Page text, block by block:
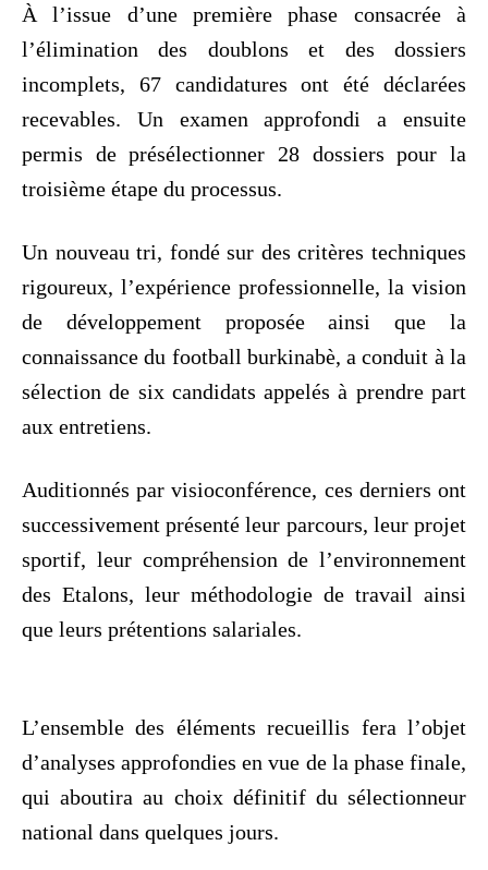
À l’issue d’une première phase consacrée à
l’élimination des doublons et des dossiers
incomplets, 67 candidatures ont été déclarées
recevables. Un examen approfondi a ensuite
permis de présélectionner 28 dossiers pour la
troisième étape du processus.
Un nouveau tri, fondé sur des critères techniques
rigoureux, l’expérience professionnelle, la vision
de développement proposée ainsi que la
connaissance du football burkinabè, a conduit à la
sélection de six candidats appelés à prendre part
aux entretiens.
Auditionnés par visioconférence, ces derniers ont
successivement présenté leur parcours, leur projet
sportif, leur compréhension de l’environnement
des Etalons, leur méthodologie de travail ainsi
que leurs prétentions salariales.
L’ensemble des éléments recueillis fera l’objet
d’analyses approfondies en vue de la phase finale,
qui aboutira au choix définitif du sélectionneur
national dans quelques jours.